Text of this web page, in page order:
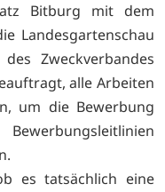
Bitburg mit dem
Landesgartenschau
Zweckverbandes
alle Arbeiten
um die Bewerbung
es tatsächlich eine